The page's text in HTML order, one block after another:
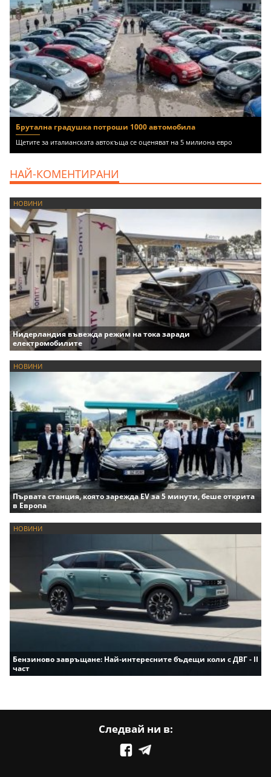
Брутална градушка потроши 1000 автомобила
Щетите за италианската автокъща се оценяват на 5 милиона евро
НАЙ-КОМЕНТИРАНИ
НОВИНИ
Нидерландия въвежда режим на тока заради
електромобилите
НОВИНИ
Първата станция, която зарежда EV за 5 минути, беше открита
в Европа
НОВИНИ
Бензиново завръщане: Най-интересните бъдещи коли с ДВГ - II
част
Следвай ни в: